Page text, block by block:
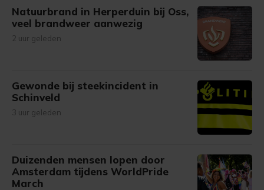
Natuurbrand in Herperduin bij Oss,
veel brandweer aanwezig
2 uur geleden
Gewonde bij steekincident in
Schinveld
3 uur geleden
Duizenden mensen lopen door
Amsterdam tijdens WorldPride
March